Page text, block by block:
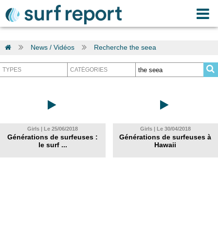
News / Vidéos Recherche the seea
Girls | Le 25/06/2018
Générations de surfeuses :
le surf ...
Girls | Le 30/04/2018
Générations de surfeuses à
Hawaii